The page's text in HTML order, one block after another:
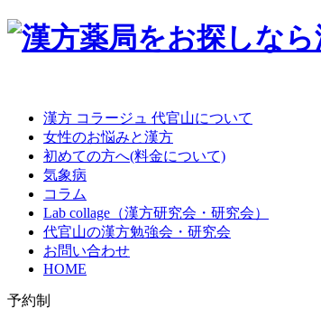
漢方 コラージュ 代官山について
女性のお悩みと漢方
初めての方へ(料金について)
気象病
コラム
Lab collage（漢方研究会・研究会）
代官山の漢方勉強会・研究会
お問い合わせ
HOME
予約制